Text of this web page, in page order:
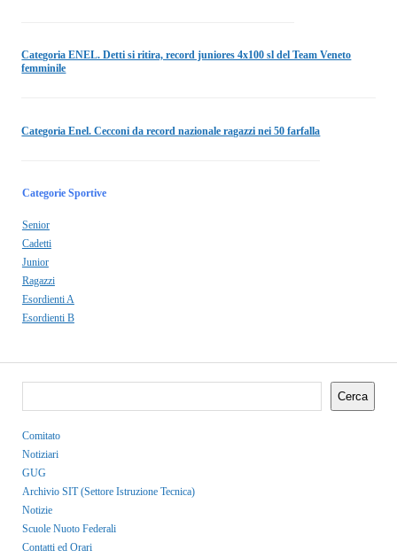
Categoria ENEL. Detti si ritira, record juniores 4x100 sl del Team Veneto
femminile
Categoria Enel. Cecconi da record nazionale ragazzi nei 50 farfalla
Categorie Sportive
Senior
Cadetti
Junior
Ragazzi
Esordienti A
Esordienti B
Cerca
Comitato
Notiziari
GUG
Archivio SIT (Settore Istruzione Tecnica)
Notizie
Scuole Nuoto Federali
Contatti ed Orari